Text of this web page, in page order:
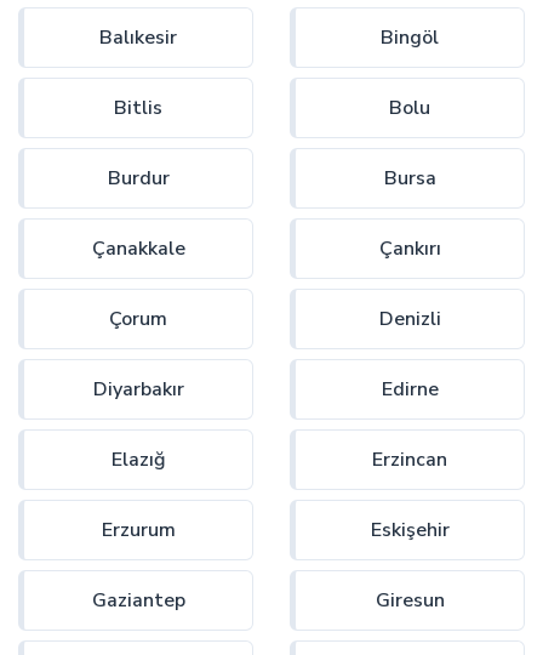
Balıkesir Bingöl
Bitlis Bolu
Burdur Bursa
Çanakkale Çankırı
Çorum Denizli
Diyarbakır Edirne
Elazığ Erzincan
Erzurum Eskişehir
Gaziantep Giresun